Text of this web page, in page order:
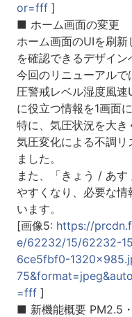
or=fff]
■ ホーム画面の変更
ホーム画面のUIを刷
を確認できるデザイン
今回のリニューアル
圧警戒レベル湿度風
に役立つ情報を1画面
特に、気圧状況を大き
気圧変化による不調
ました。
また、「きょう / あ
やすくなり、必要な
います。
[画像5: https://
e/62232/15/62232-
6ce5fbf0-
=fff]
■ 新機能概要 PM2.5